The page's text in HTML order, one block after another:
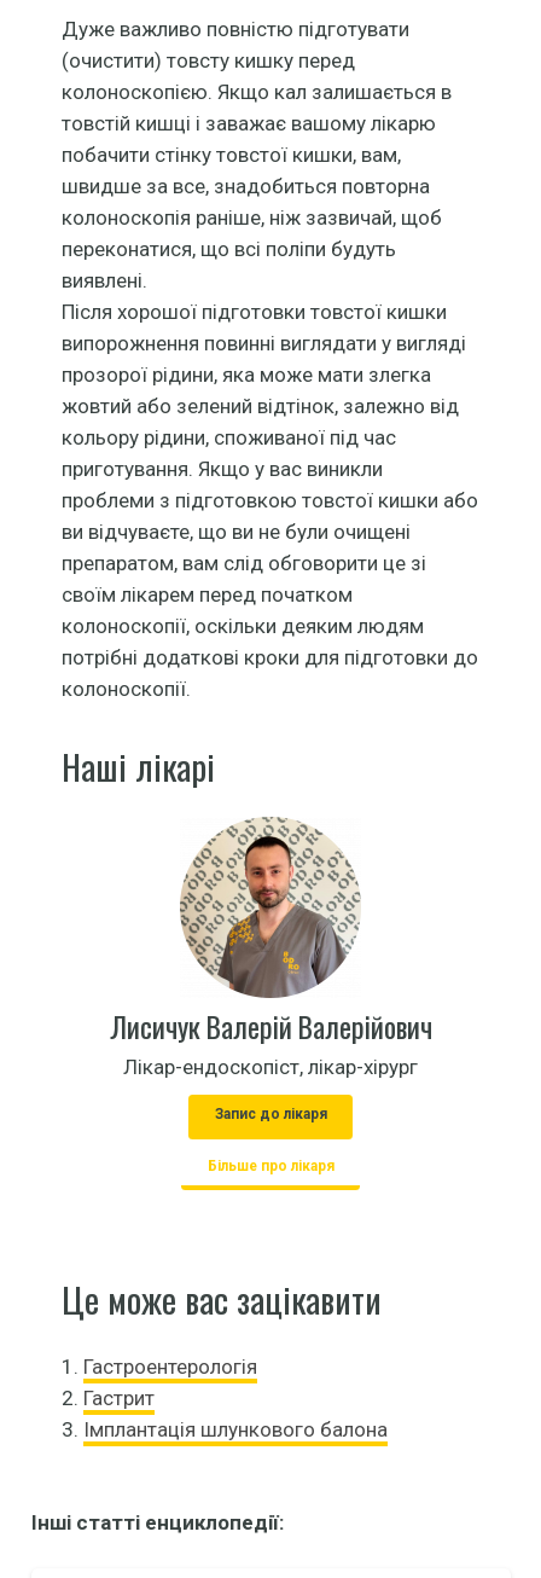
Дуже важливо повністю підготувати
(очистити) товсту кишку перед
колоноскопією. Якщо кал залишається в
товстій кишці і заважає вашому лікарю
побачити стінку товстої кишки, вам,
швидше за все, знадобиться повторна
колоноскопія раніше, ніж зазвичай, щоб
переконатися, що всі поліпи будуть
виявлені.
Після хорошої підготовки товстої кишки
випорожнення повинні виглядати у вигляді
прозорої рідини, яка може мати злегка
жовтий або зелений відтінок, залежно від
кольору рідини, споживаної під час
приготування. Якщо у вас виникли
проблеми з підготовкою товстої кишки або
ви відчуваєте, що ви не були очищені
препаратом, вам слід обговорити це зі
своїм лікарем перед початком
колоноскопії, оскільки деяким людям
потрібні додаткові кроки для підготовки до
колоноскопії.
Наші лікарі
Лисичук Валерій Валерійович
Лікар-ендоскопіст, лікар-хірург
Запис до лікаря
Більше про лікаря
Це може вас зацікавити
1. Гастроентерологія
2. Гастрит
3. Імплантація шлункового балона
Інші статті енциклопедії: